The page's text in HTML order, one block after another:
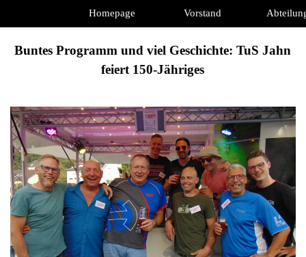
Homepage Vorstand
Buntes Programm und viel Geschichte: TuS Jahn
feiert 150-Jähriges